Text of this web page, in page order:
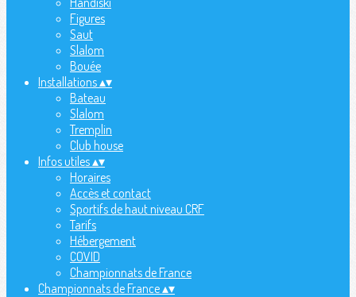
Figures
Saut
Slalom
Bouée
Installations▴▾
Bateau
Slalom
Tremplin
Club house
Infos utiles▴▾
Horaires
Accès et contact
Sportifs de haut niveau CRF
Tarifs
Hébergement
COVID
Championnats de France
Championnats de France▴▾